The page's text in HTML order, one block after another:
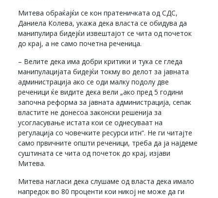
Митева обраќајќи се кон пратеничката од СДС,
Даниела Колева, укажа дека власта се обидува да
манипулира бидејќи извештајот се чита од почеток
до крај, а не само почетна реченица.
– Велите дека има добри критики и тука се гледа
манипулацијата бидејќи токму во делот за јавната
администрација ако се оди малку подолу две
реченици ќе видите дека вели „ако пред 5 години
започна реформа за јавната администрација, сепак
властите не донесоа законски решенија за
усогласување истата кои се однесуваат на
регулација со човечките ресурси итн“. Не ги читајте
само првичните општи реченици, треба да ја најдеме
суштината се чита од почеток до крај, изјави
Митева.
Митева нагласи дека слушаме од власта дека имало
напредок во 80 проценти кои никој не може да ги